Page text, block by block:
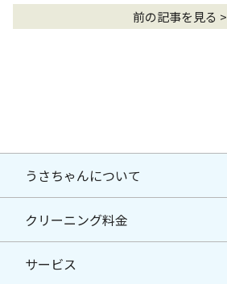
前の記事を見る >
うさちゃんについて
クリーニング料金
サービス